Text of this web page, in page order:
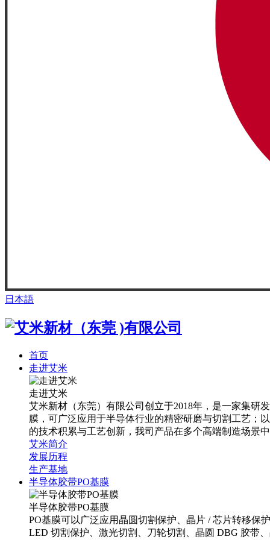
日本語
首页
走进艾米
走进艾米
艾米新材（东莞）有限公司创立于2018年，是一家集研
膜，可广泛应用于半导体行业的精密研磨与切割工艺；
的技术积累与工艺创新，我司产品在多个高端制造场景
艾米简介
发展历程
生产基地
半导体胶带PO基膜
半导体胶带PO基膜
PO基膜可以广泛应用晶圆切割保护、晶片 / 芯片转移
LED 切割保护、激光切割、刀轮切割、晶圆 DBG 胶带